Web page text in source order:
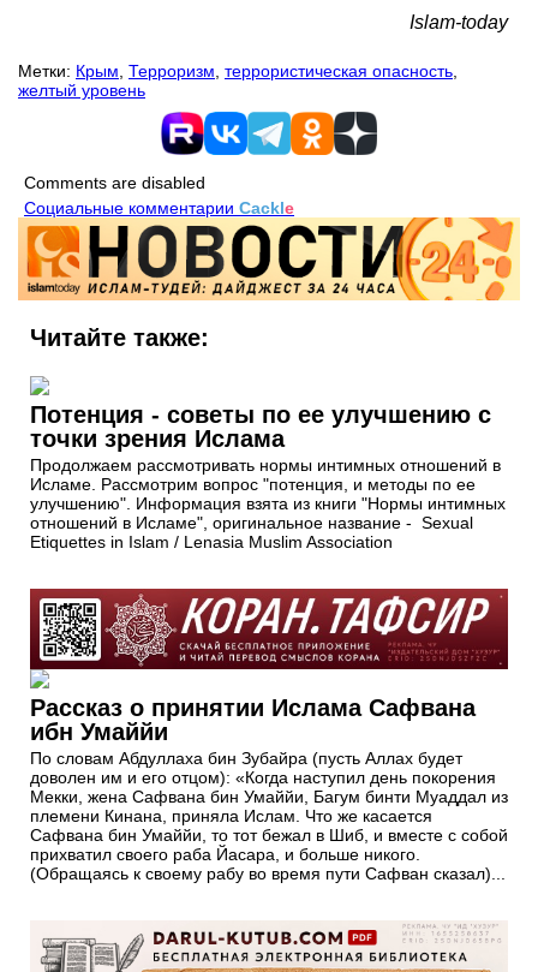
Islam-today
Метки: Крым Терроризм террористическая опасность
желтый уровень
Comments are disabled
Социальные комментарии Cackle
Читайте также:
Потенция - советы по ее улучшению с
точки зрения Ислама
Продолжаем рассмотривать нормы интимных отношений в
Исламе. Рассмотрим вопрос "потенция, и методы по ее
улучшению". Информация взята из книги "Нормы интимных
отношений в Исламе", оригинальное название - Sexual
Etiquettes in Islam / Lenasia Muslim Association
Рассказ о принятии Ислама Сафвана
ибн Умаййи
По словам Абдуллаха бин Зубайра (пусть Аллах будет
доволен им и его отцом): «Когда наступил день покорения
Мекки, жена Сафвана бин Умаййи, Багум бинти Муаддал из
племени Кинана, приняла Ислам. Что же касается
Сафвана бин Умаййи, то тот бежал в Шиб, и вместе с собой
прихватил своего раба Йасара, и больше никого.
(Обращаясь к своему рабу во время пути Сафван сказал)...